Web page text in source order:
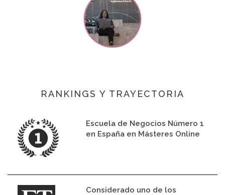
RANKINGS Y TRAYECTORIA
Escuela de Negocios Número 1
en España en Másteres Online
Considerado uno de los